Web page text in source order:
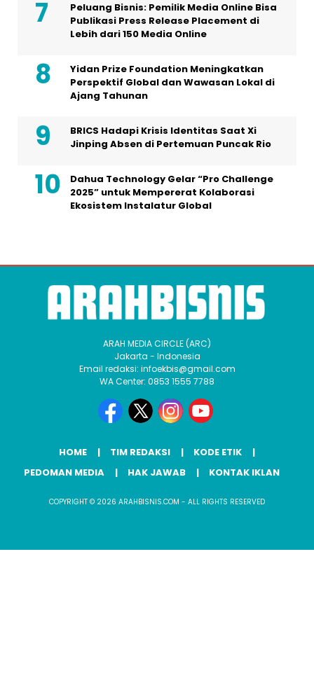
Peluang Bisnis: Pemilik Media Online Bisa
Publikasi Press Release Placement di
Lebih dari 150 Media Online
Yidan Prize Foundation Meningkatkan
Perspektif Global dan Wawasan Lokal di
Ajang Tahunan
BRICS Hadapi Krisis Identitas Saat Xi
Jinping Absen di Pertemuan Puncak Rio
Dahua Technology Gelar “Pro Challenge
2025” untuk Mempererat Kolaborasi
Ekosistem Instalatur Global
ARAH MEDIA CIRCLE (ARC)
Jakarta - Indonesia
Email redaksi: infoekbis@gmail.com
WA Center: 0853 1555 7788
HOME TIM REDAKSI
KODE ETIK
PEDOMAN MEDIA
HAK JAWAB KONTAK IKLAN
COPYRIGHT © 2026 ARAHBISNIS.COM - ALL RIGHTS RESERVED